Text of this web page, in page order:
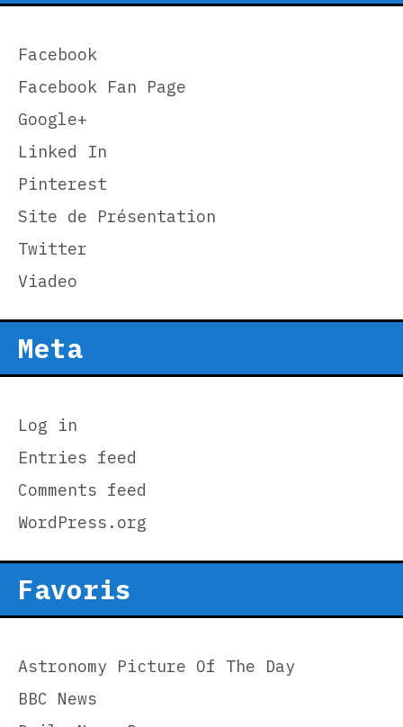
Facebook
Facebook Fan Page
Google+
Linked In
Pinterest
Site de Présentation
Twitter
Viadeo
Meta
Log in
Entries feed
Comments feed
WordPress.org
Favoris
Astronomy Picture Of The Day
BBC News